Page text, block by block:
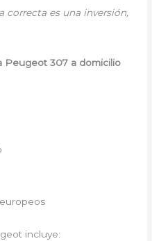
correcta es una inversión,
Peugeot 307 a domicilio
incluye: